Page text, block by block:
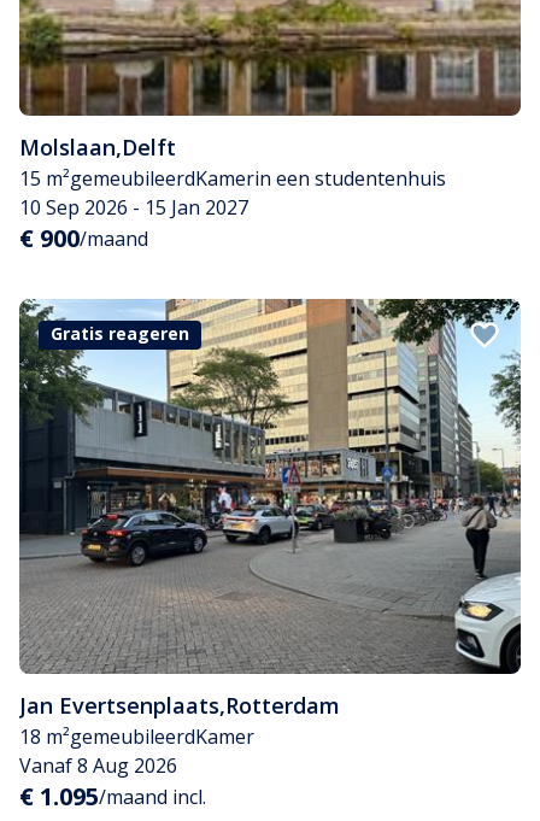
Molslaan,Delft
15 m²gemeubileerdKamerin een studentenhuis
10 Sep 2026 - 15 Jan 2027
€ 900/maand
Gratis reageren
Jan Evertsenplaats,Rotterdam
18 m²gemeubileerdKamer
Vanaf 8 Aug 2026
€ 1.095/maand incl.